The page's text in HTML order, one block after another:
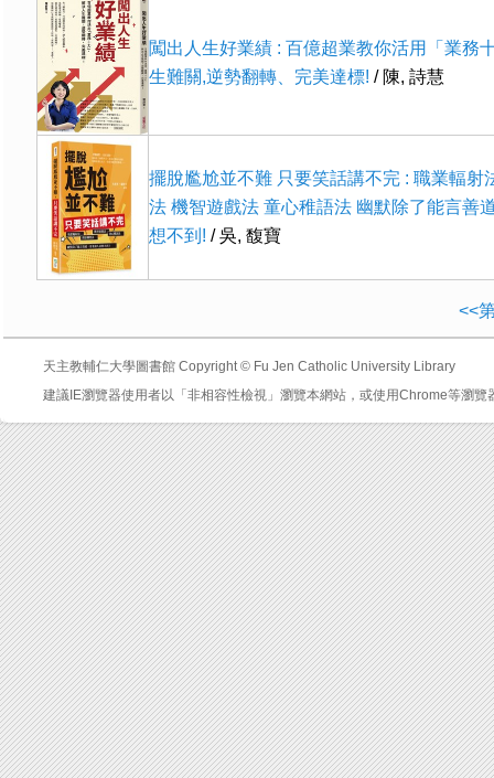
闖出人生好業績 : 百億超業教你活用「業務
生難關,逆勢翻轉、完美達標! / 陳, 詩慧
擺脫尷尬並不難 只要笑話講不完 : 職業輻射
法 機智遊戲法 童心稚語法 幽默除了能言善
想不到! / 吳, 馥寶
<<
天主教輔仁大學圖書館 Copyright © Fu Jen Catholic University Library
建議IE瀏覽器使用者以「非相容性檢視」瀏覽本網站，或使用Chrome等瀏覽